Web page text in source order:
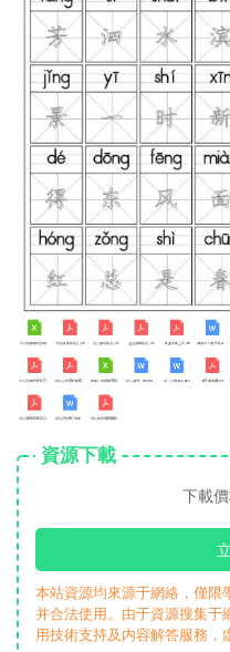
資源下載
下載
本站資源均來源于網絡，僅限
并合法使用。由于資源搜集于
用技術支持及内容解答服務，